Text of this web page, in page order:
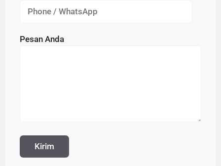
Pesan Anda